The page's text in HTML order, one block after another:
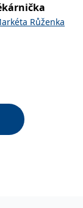
Růženka